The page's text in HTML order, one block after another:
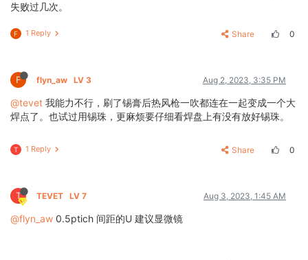
失败过几次。
F 1 Reply Share 0
F flyn_aw LV 3 Aug 2, 2023, 3:35 PM
@tevet 我能力不行，刷了锡膏后热风枪一吹都连在一起变成一个大
焊点了。也试过用锡珠，更麻烦要仔细看焊盘上有没有放好锡珠。
T 1 Reply Share 0
T TEVET LV 7 Aug 3, 2023, 1:45 AM
@flyn_aw 0.5ptich 间距的U 建议显微镜